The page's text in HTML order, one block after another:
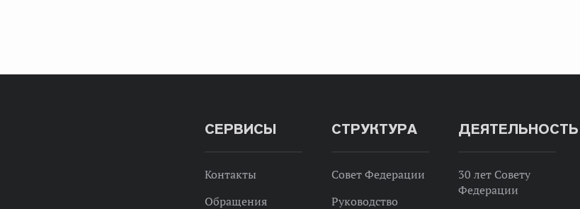
СЕРВИСЫ
Контакты
Обращения
СТРУКТУРА
Совет Федерации
Руководство
ДЕЯТЕЛЬНОСТЬ
30 лет Совету
Федерации